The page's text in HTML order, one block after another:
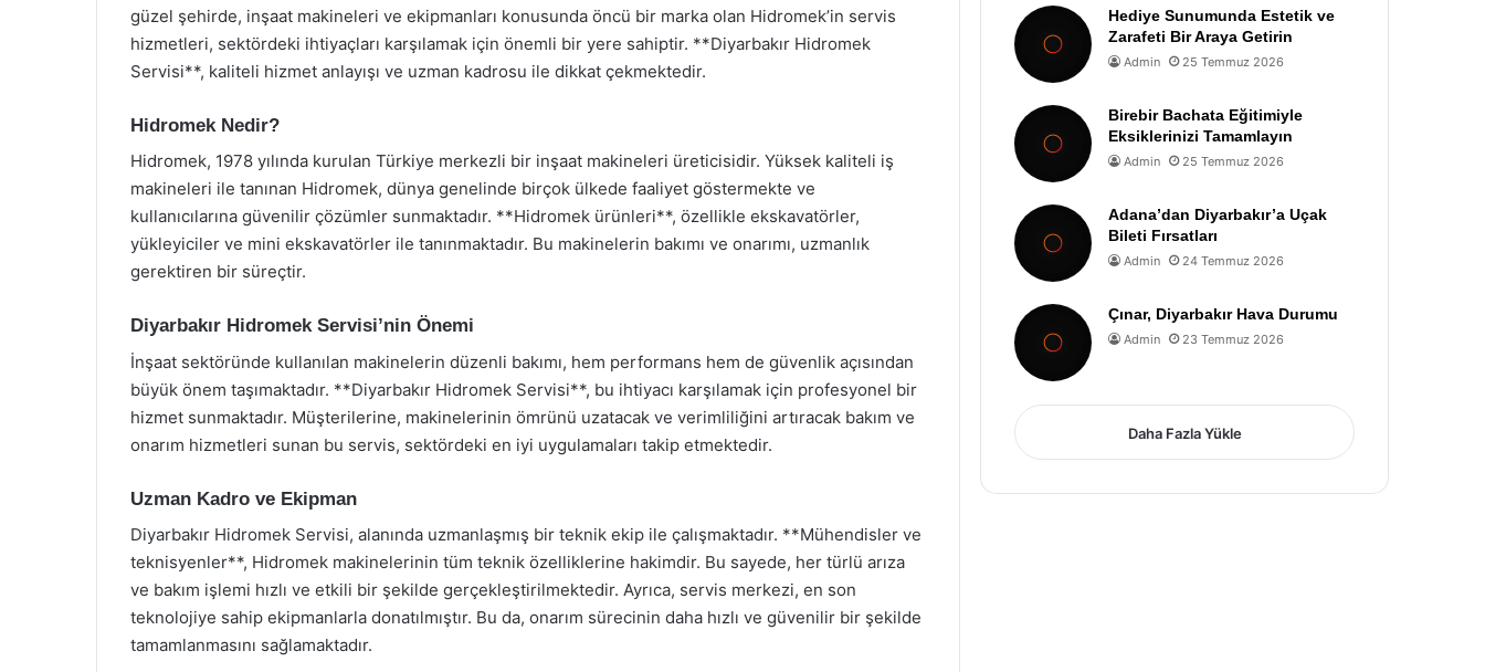
güzel şehirde, inşaat makineleri ve ekipmanları konusunda öncü bir marka olan Hidromek’in servis
hizmetleri, sektördeki ihtiyaçları karşılamak için önemli bir yere sahiptir. **Diyarbakır Hidromek
Servisi**, kaliteli hizmet anlayışı ve uzman kadrosu ile dikkat çekmektedir.
Hidromek Nedir?
Hidromek, 1978 yılında kurulan Türkiye merkezli bir inşaat makineleri üreticisidir. Yüksek kaliteli iş
makineleri ile tanınan Hidromek, dünya genelinde birçok ülkede faaliyet göstermekte ve
kullanıcılarına güvenilir çözümler sunmaktadır. **Hidromek ürünleri**, özellikle ekskavatörler,
yükleyiciler ve mini ekskavatörler ile tanınmaktadır. Bu makinelerin bakımı ve onarımı, uzmanlık
gerektiren bir süreçtir.
Diyarbakır Hidromek Servisi’nin Önemi
İnşaat sektöründe kullanılan makinelerin düzenli bakımı, hem performans hem de güvenlik açısından
büyük önem taşımaktadır. **Diyarbakır Hidromek Servisi**, bu ihtiyacı karşılamak için profesyonel bir
hizmet sunmaktadır. Müşterilerine, makinelerinin ömrünü uzatacak ve verimliliğini artıracak bakım ve
onarım hizmetleri sunan bu servis, sektördeki en iyi uygulamaları takip etmektedir.
Uzman Kadro ve Ekipman
Diyarbakır Hidromek Servisi, alanında uzmanlaşmış bir teknik ekip ile çalışmaktadır. **Mühendisler ve
teknisyenler**, Hidromek makinelerinin tüm teknik özelliklerine hakimdir. Bu sayede, her türlü arıza
ve bakım işlemi hızlı ve etkili bir şekilde gerçekleştirilmektedir. Ayrıca, servis merkezi, en son
teknolojiye sahip ekipmanlarla donatılmıştır. Bu da, onarım sürecinin daha hızlı ve güvenilir bir şekilde
tamamlanmasını sağlamaktadır.
Hediye Sunumunda Estetik ve
Zarafeti Bir Araya Getirin
Admin 25 Temmuz 2026
Birebir Bachata Eğitimiyle
Eksiklerinizi Tamamlayın
Admin 25 Temmuz 2026
Adana’dan Diyarbakır’a Uçak
Bileti Fırsatları
Admin 24 Temmuz 2026
Çınar, Diyarbakır Hava Durumu
Admin 23 Temmuz 2026
Daha Fazla Yükle